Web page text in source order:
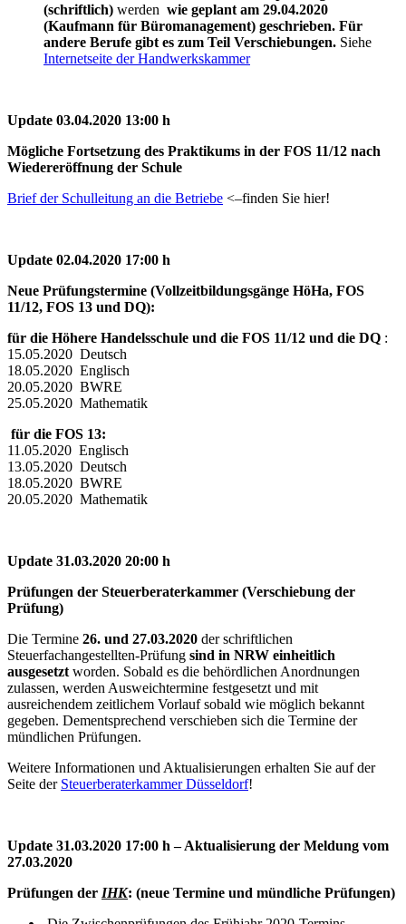
(schriftlich) werden wie geplant am 29.04.2020
(Kaufmann für Büromanagement) geschrieben. Für
andere Berufe gibt es zum Teil Verschiebungen. Siehe
Internetseite der Handwerkskammer
Update 03.04.2020 13:00 h
Mögliche Fortsetzung des Praktikums in der FOS 11/12 nach
Wiedereröffnung der Schule
Brief der Schulleitung an die Betriebe <–finden Sie hier!
Update 02.04.2020 17:00 h
Neue Prüfungstermine (Vollzeitbildungsgänge HöHa, FOS
11/12, FOS 13 und DQ):
für die Höhere Handelsschule und die FOS 11/12 und die DQ :
15.05.2020 Deutsch
18.05.2020 Englisch
20.05.2020 BWRE
25.05.2020 Mathematik
für die FOS 13:
11.05.2020 Englisch
13.05.2020 Deutsch
18.05.2020 BWRE
20.05.2020 Mathematik
Update 31.03.2020 20:00 h
Prüfungen der Steuerberaterkammer (Verschiebung der
Prüfung)
Die Termine 26. und 27.03.2020 der schriftlichen
Steuerfachangestellten-Prüfung sind in NRW einheitlich
ausgesetzt worden. Sobald es die behördlichen Anordnungen
zulassen, werden Ausweichtermine festgesetzt und mit
ausreichendem zeitlichem Vorlauf sobald wie möglich bekannt
gegeben. Dementsprechend verschieben sich die Termine der
mündlichen Prüfungen.
Weitere Informationen und Aktualisierungen erhalten Sie auf der
Seite der Steuerberaterkammer Düsseldorf!
Update 31.03.2020 17:00 h – Aktualisierung der Meldung vom
27.03.2020
Prüfungen der IHK: (neue Termine und mündliche Prüfungen)